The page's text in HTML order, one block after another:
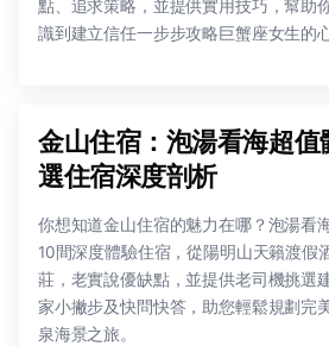
點、追求策略，並提供實用技巧，幫助
識到建立信任一步步攻略巨蟹座女生的心
金山住宿：泡湯看海超
選住宿深度剖析
你想知道金山住宿的魅力在哪？泡湯看
10間深度體驗住宿，從陽明山天籟渡假
莊，老實說優缺點，並提供老司機挑選
家小撇步及快問快答，助您輕鬆規劃完
泉海景之旅。